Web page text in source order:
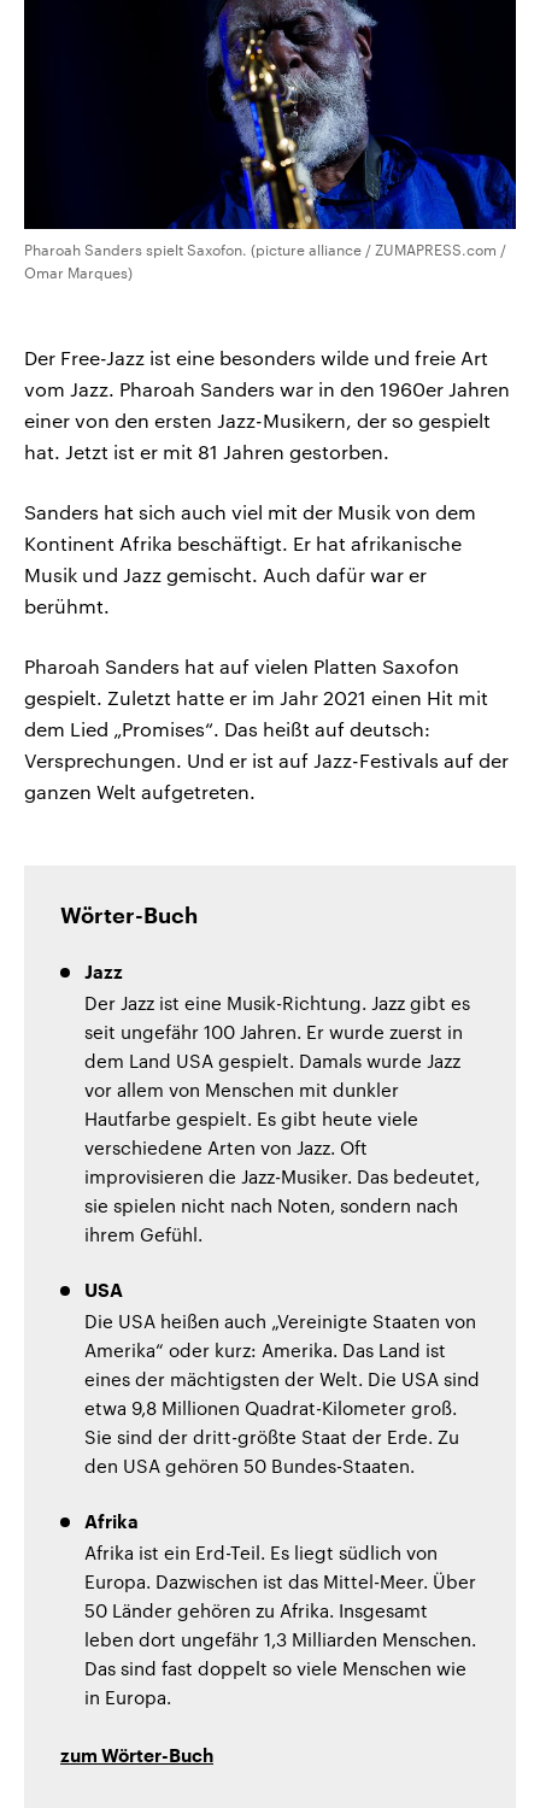
Pharoah Sanders spielt Saxofon. (picture alliance / ZUMAPRESS.com /
Omar Marques)
Der Free-Jazz ist eine besonders wilde und freie Art
vom Jazz. Pharoah Sanders war in den 1960er Jahren
einer von den ersten Jazz-Musikern, der so gespielt
hat. Jetzt ist er mit 81 Jahren gestorben.
Sanders hat sich auch viel mit der Musik von dem
Kontinent Afrika beschäftigt. Er hat afrikanische
Musik und Jazz gemischt. Auch dafür war er
berühmt.
Pharoah Sanders hat auf vielen Platten Saxofon
gespielt. Zuletzt hatte er im Jahr 2021 einen Hit mit
dem Lied „Promises“. Das heißt auf deutsch:
Versprechungen. Und er ist auf Jazz-Festivals auf der
ganzen Welt aufgetreten.
Wörter-Buch
Jazz
Der Jazz ist eine Musik-Richtung. Jazz gibt es
seit ungefähr 100 Jahren. Er wurde zuerst in
dem Land USA gespielt. Damals wurde Jazz
vor allem von Menschen mit dunkler
Hautfarbe gespielt. Es gibt heute viele
verschiedene Arten von Jazz. Oft
improvisieren die Jazz-Musiker. Das bedeutet,
sie spielen nicht nach Noten, sondern nach
ihrem Gefühl.
USA
Die USA heißen auch „Vereinigte Staaten von
Amerika“ oder kurz: Amerika. Das Land ist
eines der mächtigsten der Welt. Die USA sind
etwa 9,8 Millionen Quadrat-Kilometer groß.
Sie sind der dritt-größte Staat der Erde. Zu
den USA gehören 50 Bundes-Staaten.
Afrika
Afrika ist ein Erd-Teil. Es liegt südlich von
Europa. Dazwischen ist das Mittel-Meer. Über
50 Länder gehören zu Afrika. Insgesamt
leben dort ungefähr 1,3 Milliarden Menschen.
Das sind fast doppelt so viele Menschen wie
in Europa.
zum Wörter-Buch